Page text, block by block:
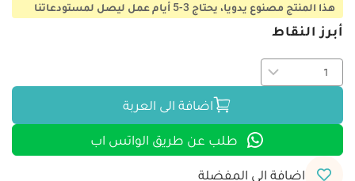
هذا المنتج مصنوع يدويا، يحتاج 3-5 أيام عمل ليصل لمستودعاتنا
أبرز النقاط
اضافة الى العربة
طلب عن طريق الواتس اب
اضافة الى المفضلة